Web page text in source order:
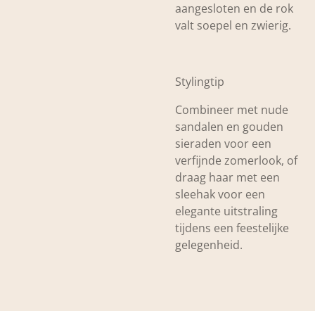
aangesloten en de rok
valt soepel en zwierig.
Stylingtip
Combineer met nude
sandalen en gouden
sieraden voor een
verfijnde zomerlook, of
draag haar met een
sleehak voor een
elegante uitstraling
tijdens een feestelijke
gelegenheid.